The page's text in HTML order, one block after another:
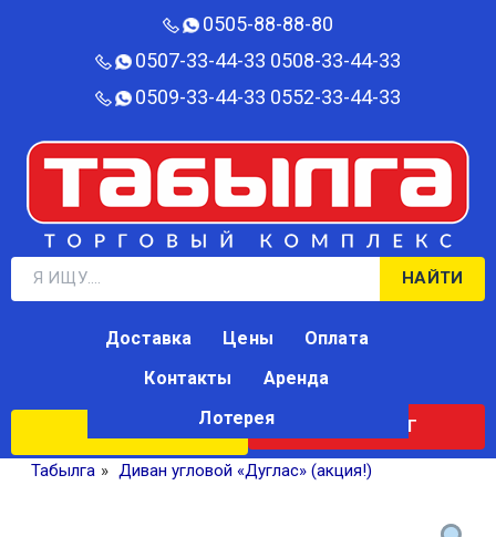
0505-88-88-80‬
0507-33-44-33 0508-33-44-33
0509-33-44-33 0552-33-44-33
НАЙТИ
КАТАЛОГ
Доставка Цены
Оплата
Контакты
Аренда
Лотерея
Табылга » Диван угловой «Дуглас» (акция!)